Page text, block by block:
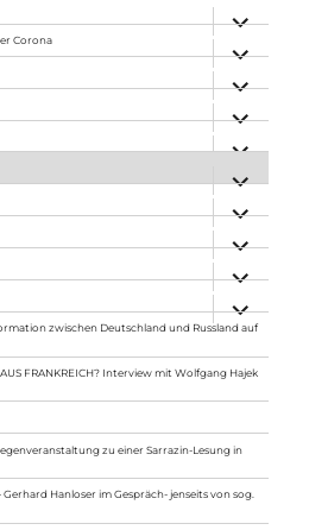
anzeigen
Corona
anzeigen
anzeigen
anzeigen
anzeigen
anzeigen
anzeigen
anzeigen
anzeigen
zwischen Deutschland und Russland auf
AUS FRANKREICH? Interview mit Wolfgang Hajek
zu einer Sarrazin-Lesung in
Hanloser im Gespräch- jenseits von sog.